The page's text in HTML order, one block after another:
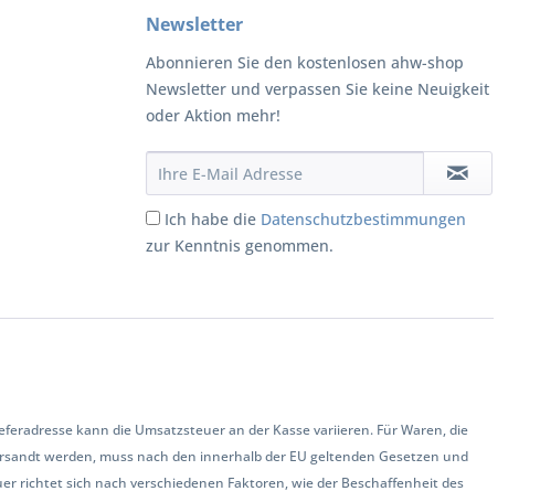
Newsletter
Abonnieren Sie den kostenlosen ahw-shop
Newsletter und verpassen Sie keine Neuigkeit
oder Aktion mehr!
Ich habe die Datenschutzbestimmungen
zur Kenntnis genommen.
kann die Umsatzsteuer an der Kasse variieren. Für Waren, die
werden, muss nach den innerhalb der EU geltenden Gesetzen und
richtet sich nach verschiedenen Faktoren, wie der Beschaffenheit des